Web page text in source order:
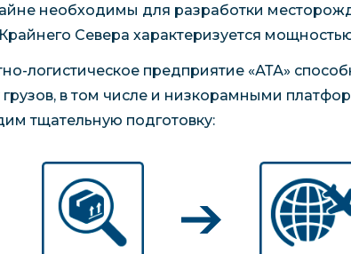
необходимы для разработки
Севера характеризуется
логистическое предприятие «АТА»
грузов, в том числе и низкорамными
тщательную подготовку: